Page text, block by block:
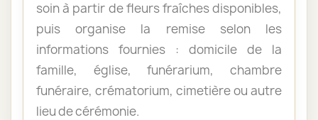
soin à partir de fleurs fraîches disponibles,
puis organise la remise selon les
informations fournies : domicile de la
famille, église, funérarium, chambre
funéraire, crématorium, cimetière ou autre
lieu de cérémonie.